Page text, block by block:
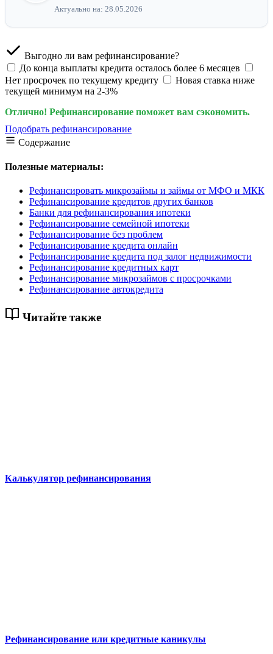
Актуально на: 28.05.2026
Выгодно ли вам рефинансирование?
До конца выплаты кредита осталось более 6 месяцев
Нет просрочек по текущему кредиту
Новая ставка ниже
текущей минимум на 2-3%
Отлично! Рефинансирование поможет вам сэкономить.
Подобрать рефинансирование
Содержание
Полезные материалы:
Рефинансировать микрозаймы и займы от МФО и МКК
Рефинансирование кредитов других банков
Банки для рефинансирования ипотеки
Рефинансирование семейной ипотеки
Рефинансирование без проблем
Рефинансирование кредита онлайн
Рефинансирование кредита под залог недвижимости
Рефинансирование кредитных карт
Рефинансирование микрозаймов с просрочками
Рефинансирование автокредита
Читайте также
Калькулятор рефинансирования
Рефинансирование или кредитные каникулы